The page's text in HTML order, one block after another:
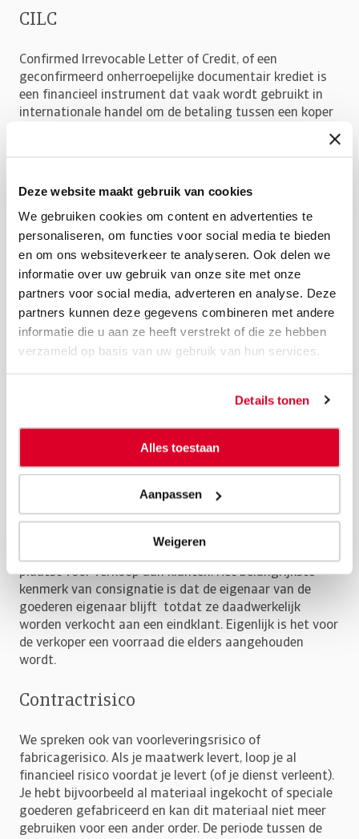
Deze website maakt gebruik van cookies
We gebruiken cookies om content en advertenties te
personaliseren, om functies voor social media te bieden
en om ons websiteverkeer te analyseren. Ook delen we
informatie over uw gebruik van onze site met onze
partners voor social media, adverteren en analyse. Deze
partners kunnen deze gegevens combineren met andere
informatie die u aan ze heeft verstrekt of die ze hebben
verzameld op basis van uw gebruik van hun services.
Details tonen
Alles toestaan
Aanpassen
Weigeren
CILC
Confirmed Irrevocable Letter of Credit, of een
geconfirmeerd onherroepelijke documentair krediet is
een financieel instrument dat vaak wordt gebruikt in
internationale handel om de betaling tussen een koper
zekerheid en vertrouwen in de betaling, omdat het niet
bevestigd door een tweede bank, die bereid is de
betaling te doen aan de verkoper zodra aan de vereiste
documentaire voorwaarden is voldaan. Dit is vooral
belangrijk in internationale transacties waarbij de
verkoper mogelijk niet bekend is met de koper en zijn
betalingsgedrag en waarbij er potentieel risico op
wanbetaling bestaat.
Commercieel risico
situatie of de kredietwaardigheid van een debiteur, wat
zelfs tot de insolventie van deze debiteur.
Consignatie
Consignatie is een zakelijke regeling waarbij een
verkoper zijn goederen aan een derde partij levert en
plaatst voor verkoop aan klanten. Het belangrijkste
kenmerk van consignatie is dat de eigenaar van de
goederen eigenaar blijft totdat ze daadwerkelijk
worden verkocht aan een eindklant. Eigenlijk is het voor
de verkoper een voorraad die elders aangehouden
wordt.
Contractrisico
We spreken ook van voorleveringsrisico of
fabricagerisico. Als je maatwerk levert, loop je al
financieel risico voordat je levert (of je dienst verleent).
Je hebt bijvoorbeeld al materiaal ingekocht of speciale
goederen gefabriceerd en kan dit materiaal niet meer
gebruiken voor een ander order. De periode tussen de